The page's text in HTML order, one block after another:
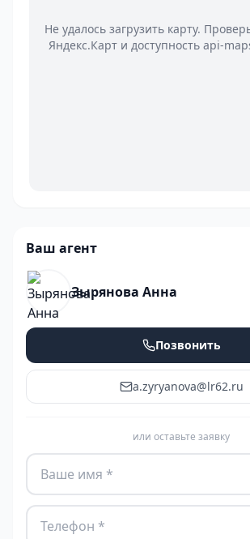
Не удалось загрузить карту.
Яндекс.Карт и доступность api-
Ваш агент
Зырянова Анна
Позвонить
a.zyryanova@lr62.ru
или оставьте заявку